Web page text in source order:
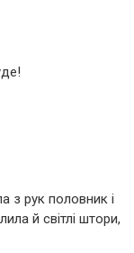
з рук половник і
й світлі штори,